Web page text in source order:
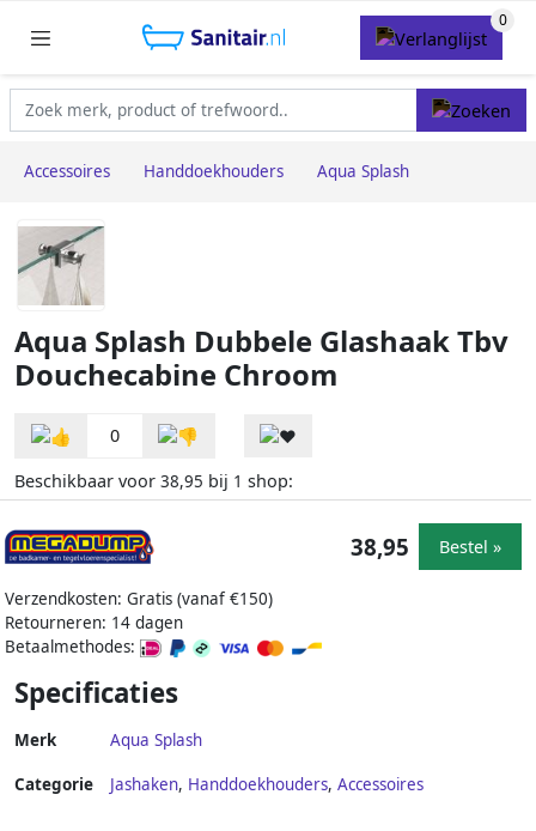
Accessoires Handdoekhouders Aqua Splash
Aqua Splash Dubbele Glashaak Tbv
Douchecabine Chroom
0
Beschikbaar voor 38,95 bij 1 shop:
Verzendkosten: Gratis (vanaf €150)
Retourneren: 14 dagen
Betaalmethodes:
38,95 Bestel »
Specificaties
Merk Aqua Splash
Categorie Jashaken, Handdoekhouders, Accessoires